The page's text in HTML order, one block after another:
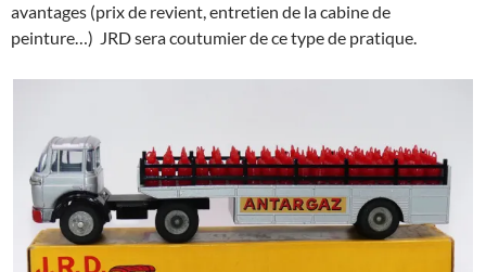
avantages (prix de revient, entretien de la cabine de
peinture…) JRD sera coutumier de ce type de pratique.